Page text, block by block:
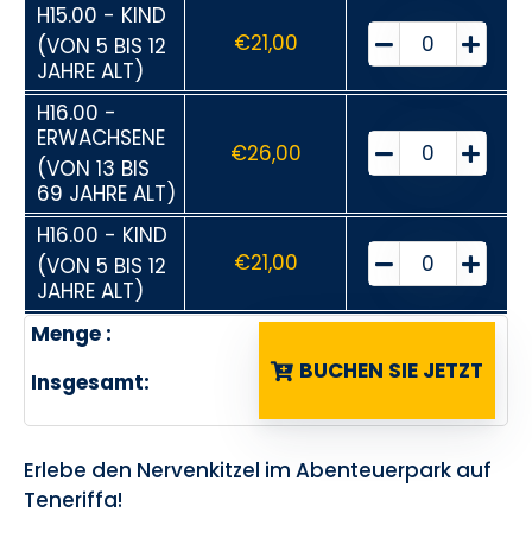
H15.00 - KIND
(VON 5 BIS 12
JAHRE ALT)
€21,00
H16.00 -
ERWACHSENE
(VON 13 BIS
69 JAHRE ALT)
€26,00
H16.00 - KIND
(VON 5 BIS 12
JAHRE ALT)
€21,00
Menge :
Insgesamt:
BUCHEN SIE JETZT
Erlebe den Nervenkitzel im Abenteuerpark auf
Teneriffa!